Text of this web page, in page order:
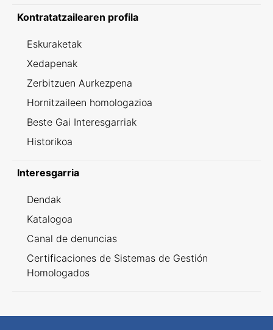
Kontratatzailearen profila
Eskuraketak
Xedapenak
Zerbitzuen Aurkezpena
Hornitzaileen homologazioa
Beste Gai Interesgarriak
Historikoa
Interesgarria
Dendak
Katalogoa
Canal de denuncias
Certificaciones de Sistemas de Gestión
Homologados